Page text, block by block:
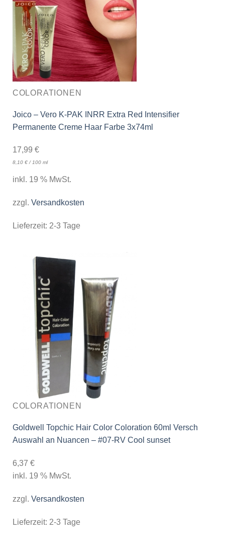
COLORATIONEN
Joico – Vero K-PAK INRR Extra Red Intensifier
Permanente Creme Haar Farbe 3x74ml
17,99 €
8,10 €/100 ml
inkl. 19 % MwSt.
zzgl. Versandkosten
Lieferzeit: 2-3 Tage
COLORATIONEN
Goldwell Topchic Hair Color Coloration 60ml Versch
Auswahl an Nuancen – #07-RV Cool sunset
6,37 €
inkl. 19 % MwSt.
zzgl. Versandkosten
Lieferzeit: 2-3 Tage